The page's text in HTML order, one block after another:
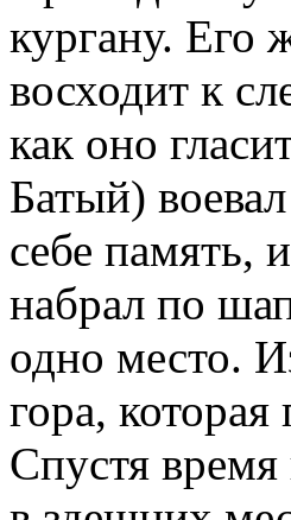
кургану. Его
восходит к
как оно
Батый)
себе память,
набрал по
одно место.
гора,
Спустя